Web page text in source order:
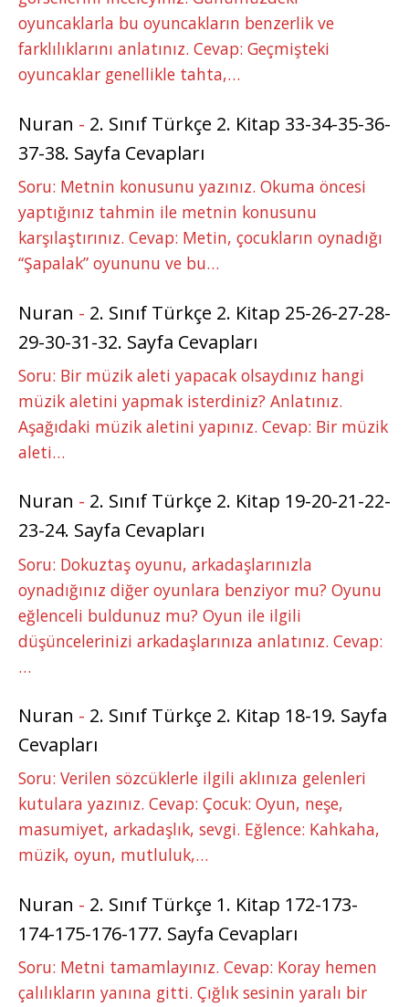
oyuncaklarla bu oyuncakların benzerlik ve
farklılıklarını anlatınız. Cevap: Geçmişteki
oyuncaklar genellikle tahta,…
Nuran - 2. Sınıf Türkçe 2. Kitap 33-34-35-36-
37-38. Sayfa Cevapları
Soru: Metnin konusunu yazınız. Okuma öncesi
yaptığınız tahmin ile metnin konusunu
karşılaştırınız. Cevap: Metin, çocukların oynadığı
“Şapalak” oyununu ve bu…
Nuran - 2. Sınıf Türkçe 2. Kitap 25-26-27-28-
29-30-31-32. Sayfa Cevapları
Soru: Bir müzik aleti yapacak olsaydınız hangi
müzik aletini yapmak isterdiniz? Anlatınız.
Aşağıdaki müzik aletini yapınız. Cevap: Bir müzik
aleti…
Nuran - 2. Sınıf Türkçe 2. Kitap 19-20-21-22-
23-24. Sayfa Cevapları
Soru: Dokuztaş oyunu, arkadaşlarınızla
oynadığınız diğer oyunlara benziyor mu? Oyunu
eğlenceli buldunuz mu? Oyun ile ilgili
düşüncelerinizi arkadaşlarınıza anlatınız. Cevap:
…
Nuran - 2. Sınıf Türkçe 2. Kitap 18-19. Sayfa
Cevapları
Soru: Verilen sözcüklerle ilgili aklınıza gelenleri
kutulara yazınız. Cevap: Çocuk: Oyun, neşe,
masumiyet, arkadaşlık, sevgi. Eğlence: Kahkaha,
müzik, oyun, mutluluk,…
Nuran - 2. Sınıf Türkçe 1. Kitap 172-173-
174-175-176-177. Sayfa Cevapları
Soru: Metni tamamlayınız. Cevap: Koray hemen
çalılıkların yanına gitti. Çığlık sesinin yaralı bir